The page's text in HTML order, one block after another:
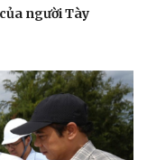
người Tày